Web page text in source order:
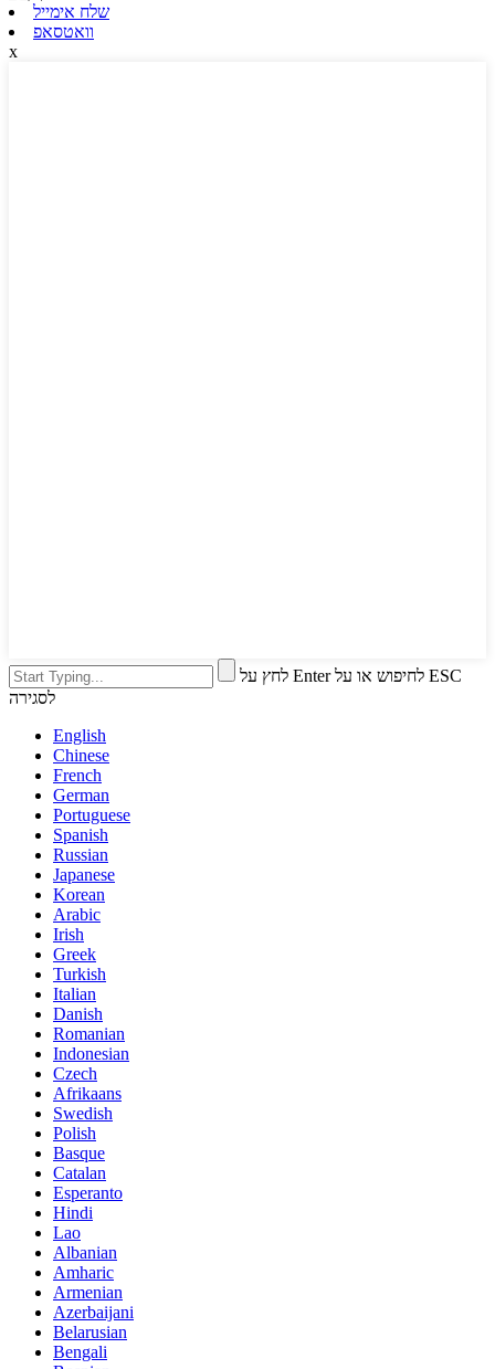
שלח אימייל
וואטסאפ
x
לחץ על Enter לחיפוש או על ESC
לסגירה
English
Chinese
French
German
Portuguese
Spanish
Russian
Japanese
Korean
Arabic
Irish
Greek
Turkish
Italian
Danish
Romanian
Indonesian
Czech
Afrikaans
Swedish
Polish
Basque
Catalan
Esperanto
Hindi
Lao
Albanian
Amharic
Armenian
Azerbaijani
Belarusian
Bengali